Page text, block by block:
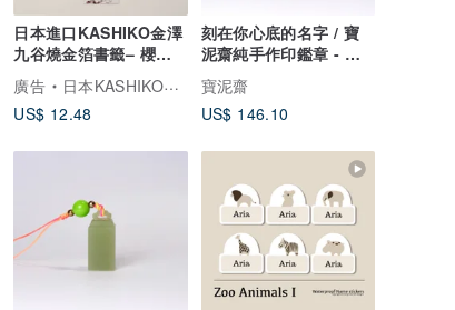
日本進口KASHIKO金澤
九谷燒金箔書籤– 櫻花 /
柴田有希佳繪
廣告
日本KASHIKO金澤九谷燒設計文具
US$ 12.48
刻在你心底的名字 / 寶
泥齋純手作印鑑章 - 如
意鈕章
寶泥齋
US$ 146.10